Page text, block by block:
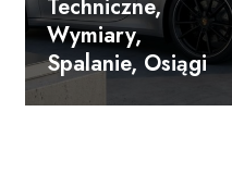
Techniczne,
Wymiary,
Spalanie, Osiągi